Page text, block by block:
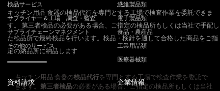
キッチン用品 食器の検品代行を専門とする工場で検査作業を委託できま
す。 第三者検品の必要がある場合、ご指定の検品所もしくは当社で手配し
た検品所で最終検品を行います。検品・検針を通して合格した商品をご指
定の納品所に納品します
キッチン用品 食器の検品代行を専門とする工場で検査作業を委託で
きます。 第三者検品の必要がある場合、ご指定の検品所もしくは当社
検品サービス
サプライヤー＆工場 調査・監査
サプライチェーンマネジメント
その他のサービス
繊維製品類
電子製品類
食品・農産品
工業用品類
医療器械類
資料請求 企業情報